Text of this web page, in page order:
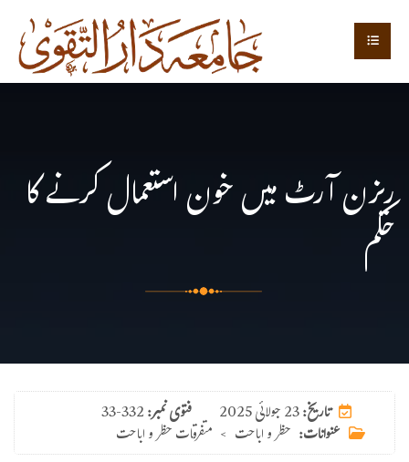
ریزن آرٹ میں خون استعمال کرنے کا
حکم
فتوی نمبر:33-332 تاریخ:23 جولائی 2025
عنوانات: حظر و اباحت > متفرقات حظر و اباحت